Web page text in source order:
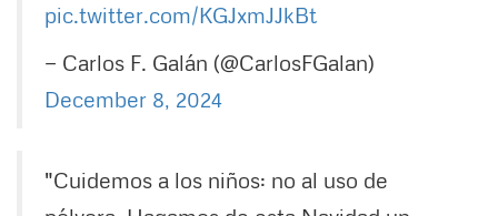
pic.twitter.com/KGJxmJJkBt
— Carlos F. Galán (@CarlosFGalan)
December 8, 2024
"Cuidemos a los niños: no al uso de